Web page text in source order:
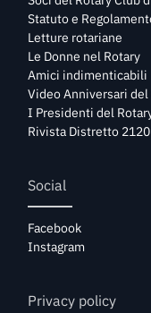
Statuto e
Letture rotariane
Le Donne nel Rotary
Amici indimenticabili
Video Anniversari del
I Presidenti del
Rivista Distretto 2120
Social
Facebook
Instagram
Privacy policy